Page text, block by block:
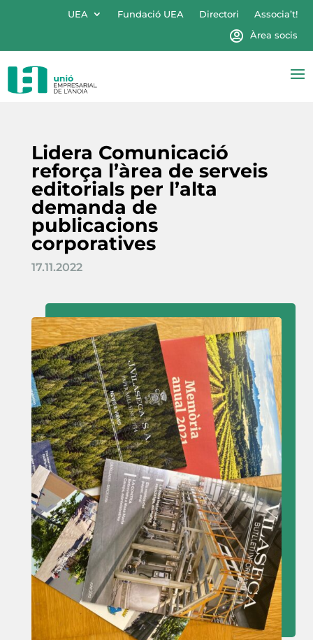
UEA Fundació UEA Directori
Associa’t!
Àrea socis
Lidera Comunicació
reforça l’àrea de serveis
editorials per l’alta
demanda de
publicacions
corporatives
17.11.2022